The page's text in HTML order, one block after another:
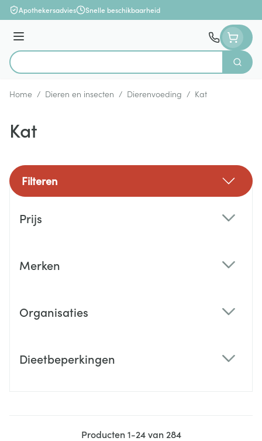
Ga naar de inhoud
Apothekersadvies Snelle beschikbaarheid
Menu
Product, merk, categorie...
Zoek
Home / Dieren en insecten / Dierenvoeding / Kat
Kat
Filteren
Prijs
Merken
Organisaties
Dieetbeperkingen
Producten1-24van 284